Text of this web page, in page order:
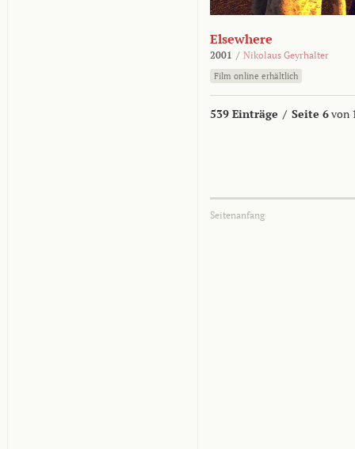
Elsewhere
2001 / Nikolaus Geyrhalter
Film online erhältlich
539 Einträge / Seite 6von
Seitenanfang